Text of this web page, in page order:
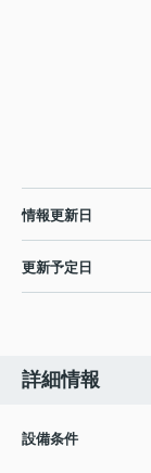
情報更新日
更新予定日
詳細情報
設備条件